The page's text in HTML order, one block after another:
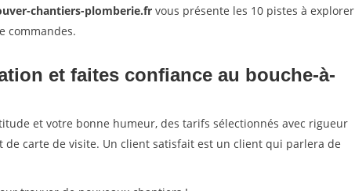
chantiers-plomberie.fr vous présente les 10 pistes à explorer
commandes.
et faites confiance au bouche-à-
et votre bonne humeur, des tarifs sélectionnés avec rigueur
carte de visite. Un client satisfait est un client qui parlera de